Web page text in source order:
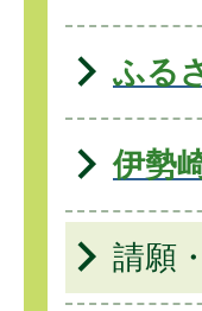
ふる
伊勢
請願